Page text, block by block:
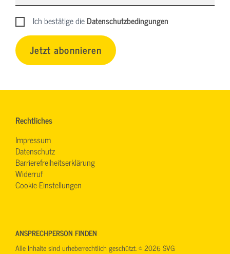
Ich bestätige dieDatenschutzbedingungen
Jetzt abonnieren
Rechtliches
Impressum
Datenschutz
Barrierefreiheitserklärung
Widerruf
Cookie-Einstellungen
ANSPRECHPERSON FINDEN
Alle Inhalte sind urheberrechtlich geschützt. © 2026 SVG